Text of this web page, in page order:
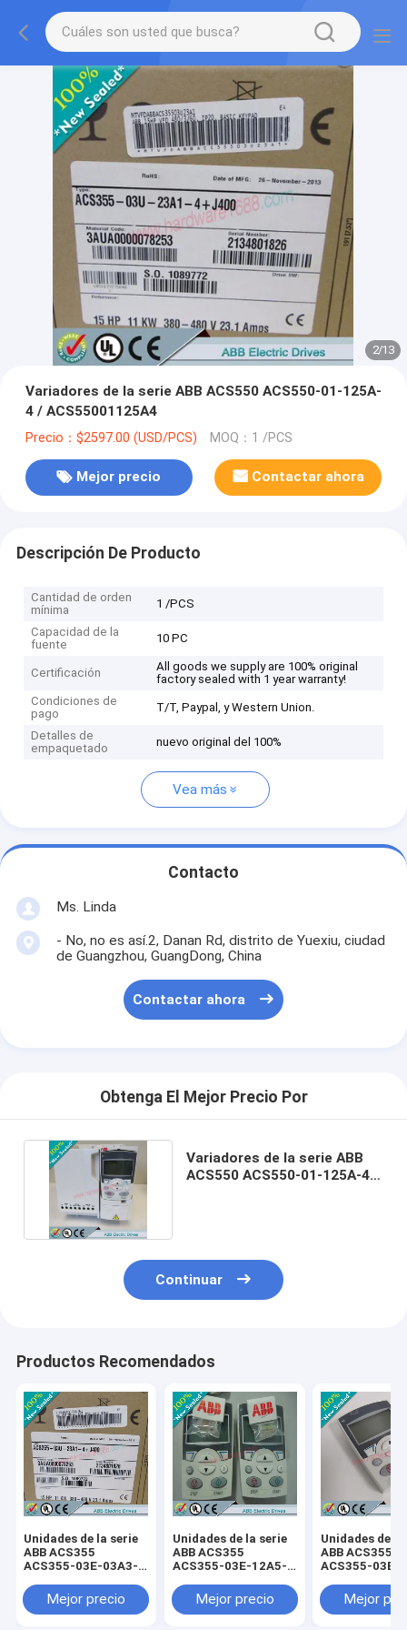
2/13
Variadores de la serie ABB ACS550 ACS550-01-125A-
4 / ACS55001125A4
Precio：$2597.00 (USD/PCS) MOQ：1 /PCS
Mejor precio Contactar ahora
Descripción De Producto
Cantidad de orden
mínima
1 /PCS
Capacidad de la
fuente
10 PC
Certificación
All goods we supply are 100% original
factory sealed with 1 year warranty!
Condiciones de
pago
T/T, Paypal, y Western Union.
Detalles de
empaquetado
nuevo original del 100%
Vea más
Contacto
Ms. Linda
- No, no es así.2, Danan Rd, distrito de Yuexiu, ciudad
de Guangzhou, GuangDong, China
Contactar ahora
Obtenga El Mejor Precio Por
Variadores de la serie ABB
ACS550 ACS550-01-125A-4 /
Continuar
Productos Recomendados
Unidades de la serie
ABB ACS355
ACS355-03E-03A3-
ACS35503E03A34+B063
Mejor precio
Unidades de la serie
ABB ACS355
ACS355-03E-12A5-
ACS35503E12A54+B063
Mejor precio
Unidades de
ABB ACS355
ACS355-03E-
Mejor